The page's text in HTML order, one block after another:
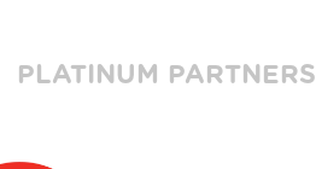
PLATINUM PARTNERS